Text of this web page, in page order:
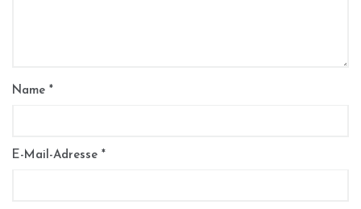
Name *
E-Mail-Adresse *